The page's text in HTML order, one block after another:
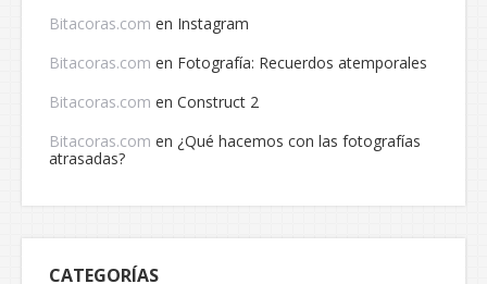
Bitacoras.com en Instagram
Bitacoras.com en Fotografía: Recuerdos atemporales
Bitacoras.com en Construct 2
Bitacoras.com en ¿Qué hacemos con las fotografías
atrasadas?
CATEGORÍAS